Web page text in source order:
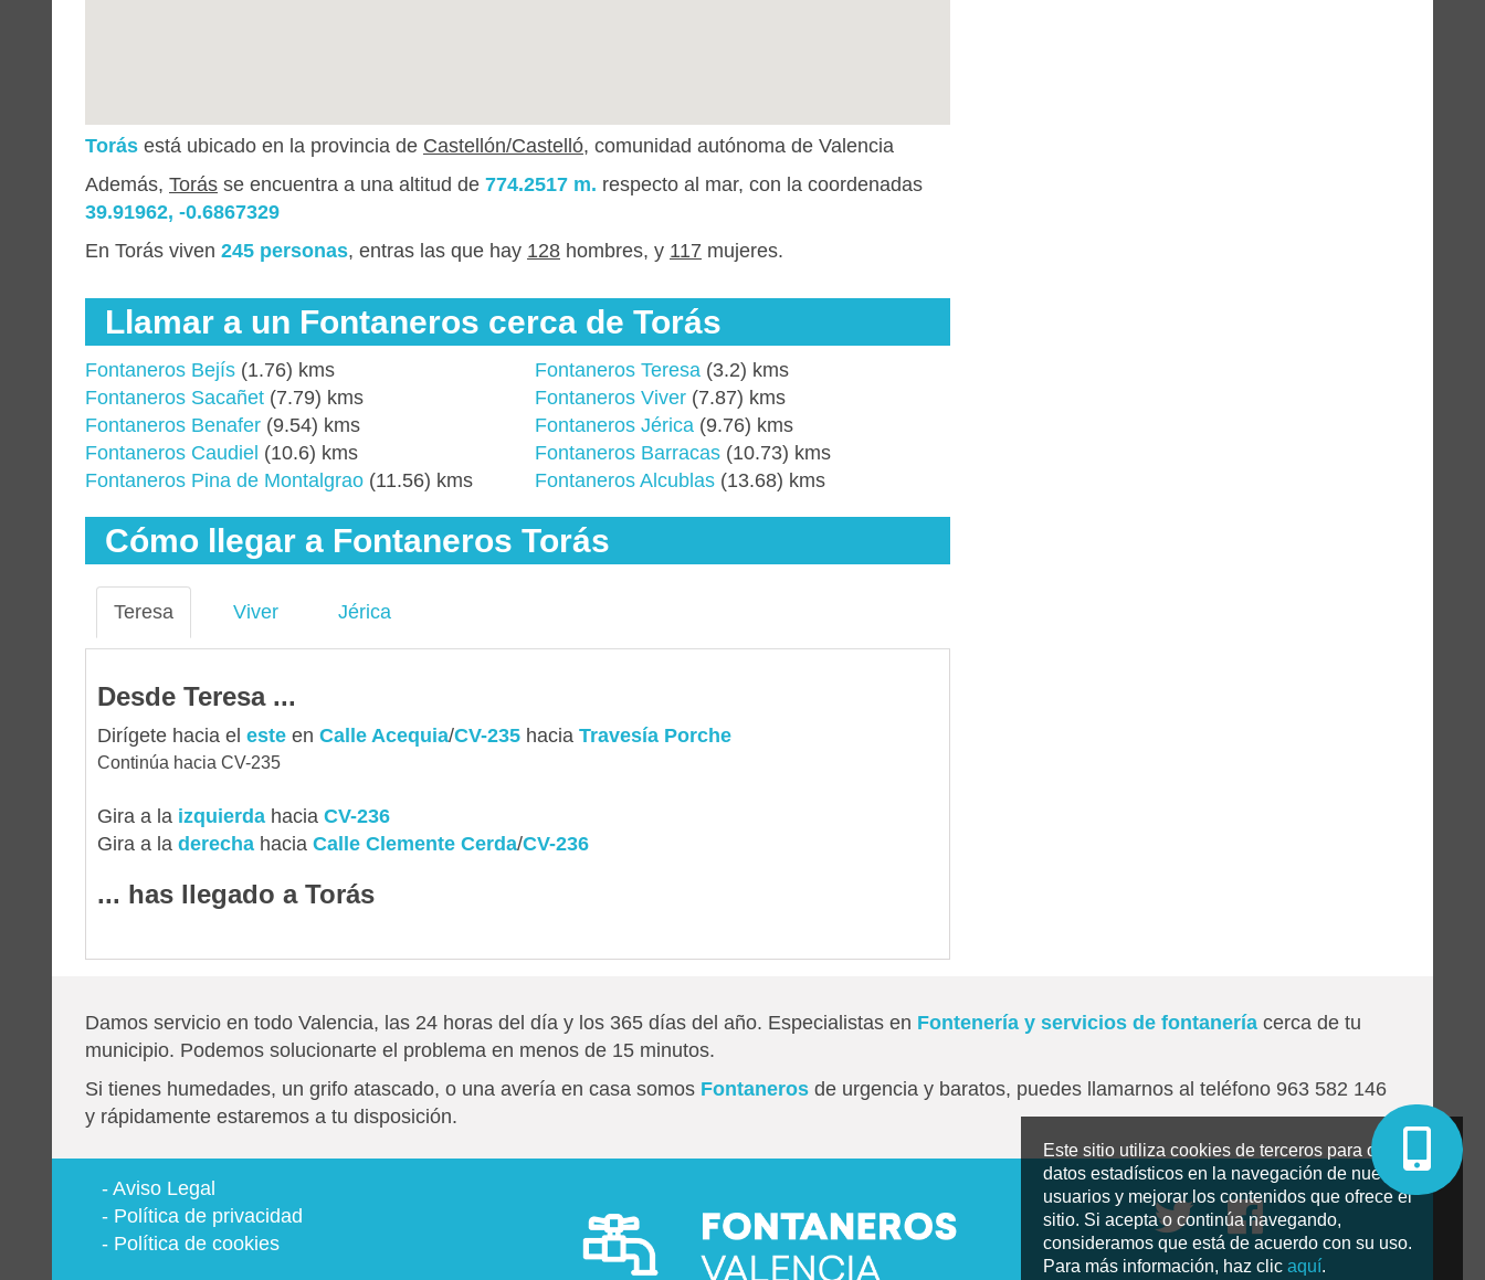
Este sitio utiliza cookies de terceros para obtener
datos estadísticos en la navegación de nuestros
usuarios y mejorar los contenidos que ofrece el
sitio. Si acepta o continúa navegando,
consideramos que está de acuerdo con su uso.
Para más información, haz clic aquí.
Torás está ubicado en la provincia de Castellón/Castelló, comunidad autónoma de Valencia
Además, Torás se encuentra a una altitud de 774.2517 m. respecto al mar, con la coordenadas
39.91962, -0.6867329
En Torás viven 245 personas, entras las que hay 128 hombres, y 117 mujeres.
Llamar a un Fontaneros cerca de Torás
Fontaneros Bejís (1.76) kms Fontaneros Teresa(3.2) kms
Fontaneros Sacañet (7.79) kms Fontaneros Viver(7.87) kms
Fontaneros Benafer (9.54) kms Fontaneros Jérica(9.76) kms
Fontaneros Caudiel (10.6) kms Fontaneros Barracas(10.73) kms
Fontaneros Pina de Montalgrao (11.56) kms Fontaneros Alcublas(13.68) kms
Cómo llegar a Fontaneros Torás
Teresa Viver Jérica
Desde Teresa ...
Dirígete hacia el este en Calle Acequia/CV-235 hacia Travesía Porche
Continúa hacia CV-235
Gira a la izquierda hacia CV-236
Gira a la derecha hacia Calle Clemente Cerda/CV-236
... has llegado a Torás
Damos servicio en todo Valencia, las 24 horas del día y los 365 días del año. Especialistas en Fontenería y servicios de fontanería cerca de tu
municipio. Podemos solucionarte el problema en menos de 15 minutos.
Si tienes humedades, un grifo atascado, o una avería en casa somos Fontaneros de urgencia y baratos, puedes llamarnos al teléfono 963 582 146
y rápidamente estaremos a tu disposición.
- Aviso Legal
- Política de privacidad
- Política de cookies